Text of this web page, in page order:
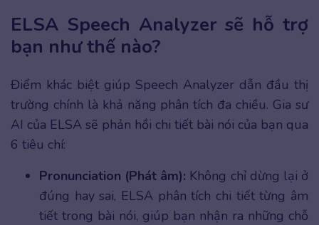
ELSA Speech Analyzer sẽ hỗ trợ
bạn như thế nào?
Điểm khác biệt giúp Speech Analyzer dẫn đầu thị
trường chính là khả năng phân tích đa chiều. Gia sư
AI của ELSA sẽ phản hồi chi tiết bài nói của bạn qua
6 tiêu chí:
Pronunciation (Phát âm): Không chỉ dừng lại ở
đúng hay sai, ELSA phân tích chi tiết từng âm
tiết trong bài nói, giúp bạn nhận ra những chỗ